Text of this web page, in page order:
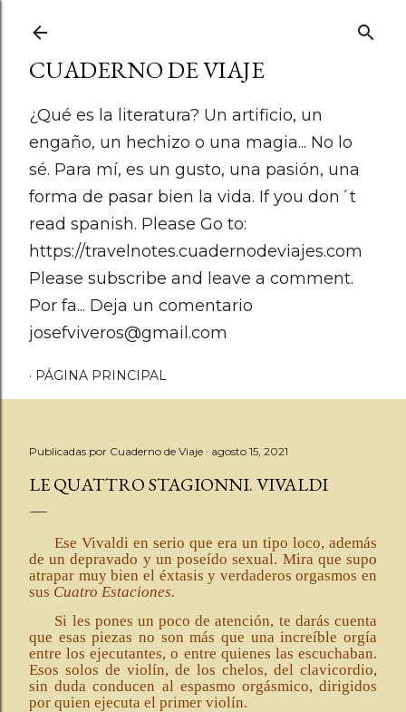
CUADERNO DE VIAJE
¿Qué es la literatura? Un artificio, un
engaño, un hechizo o una magia... No lo
sé. Para mí, es un gusto, una pasión, una
forma de pasar bien la vida. If you don´t
read spanish. Please Go to:
https://travelnotes.cuadernodeviajes.com
Please subscribe and leave a comment.
Por fa... Deja un comentario
josefviveros@gmail.com
PÁGINA PRINCIPAL
Publicadas por Cuaderno de Viaje agosto 15, 2021
LE QUATTRO STAGIONNI. VIVALDI
Ese Vivaldi en serio que era un tipo loco, además
de un depravado y un poseído sexual. Mira que supo
atrapar muy bien el éxtasis y verdaderos orgasmos en
sus Cuatro Estaciones.
Si les pones un poco de atención, te darás cuenta
que esas piezas no son más que una increíble orgía
entre los ejecutantes, o entre quienes las escuchaban.
Esos solos de violín, de los chelos, del clavicordio,
sin duda conducen al espasmo orgásmico, dirigidos
por quien ejecuta el primer violín.